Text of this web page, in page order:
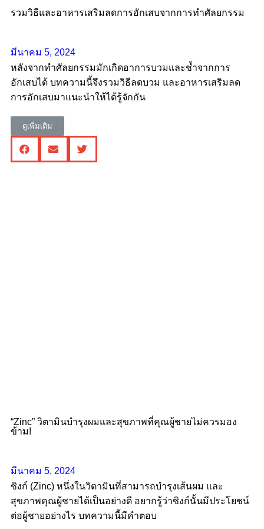
รวมวิธีและอาหารเสริมลดการอักเสบจากการทำศัลยกรรม
มีนาคม 5, 2024
หลังจากทำศัลยกรรมมักเกิดอาการบวมและช้ำจากการ
อักเสบได้ บทความนี้จึงรวมวิธีลดบวม และอาหารเสริมลด
การอักเสบมาแนะนำให้ได้รู้จักกัน
ดูเพิ่มเติม
“Zinc” วิตามินบำรุงผมและสุขภาพที่คุณผู้ชายไม่ควรมอง
ข้าม!
มีนาคม 5, 2024
ซิงก์ (Zinc) หนึ่งในวิตามินที่สามารถบำรุงเส้นผม และ
สุขภาพคุณผู้ชายได้เป็นอย่างดี อยากรู้ว่าซิงก์นั้นมีประโยชน์
ต่อผู้ชายอย่างไร บทความนี้มีคำตอบ